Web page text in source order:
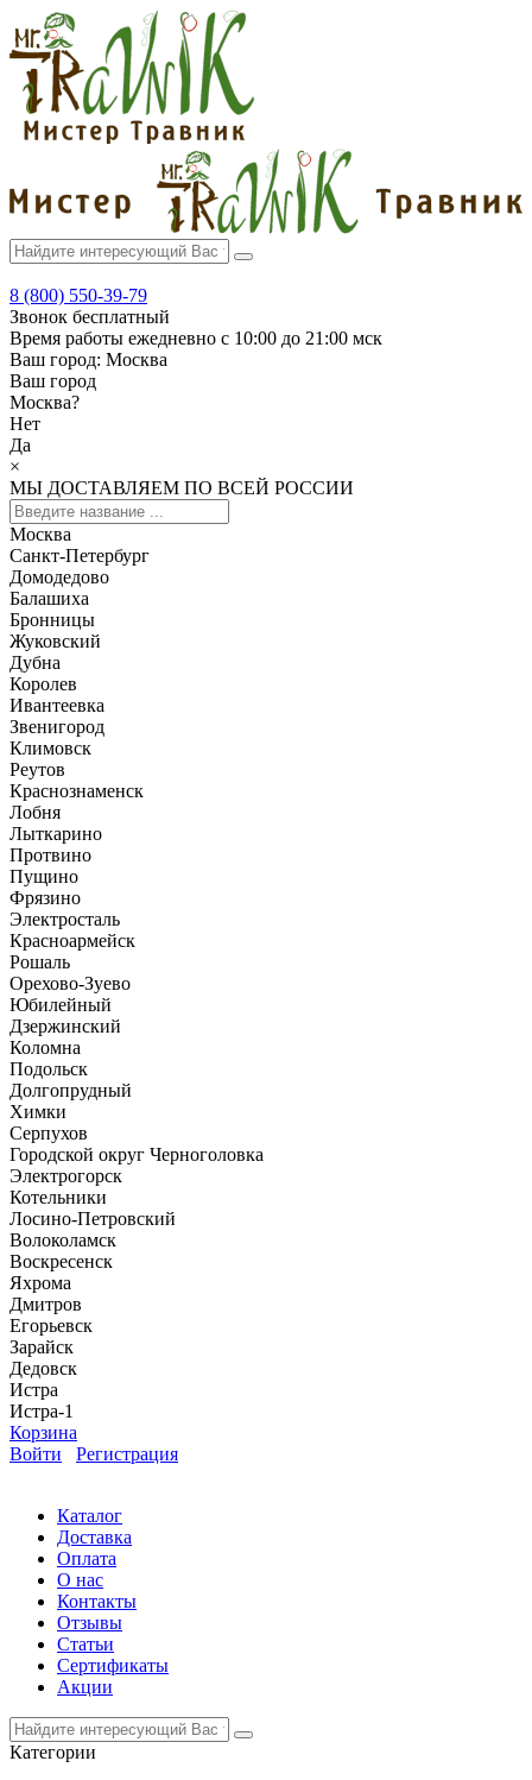
8 (800) 550-39-79
Звонок бесплатный
Время работы ежедневно с 10:00 до 21:00 мск
Ваш город: Москва
Ваш город
Москва?
Нет
Да
×
МЫ ДОСТАВЛЯЕМ ПО ВСЕЙ РОССИИ
Москва
Санкт-Петербург
Домодедово
Балашиха
Бронницы
Жуковский
Дубна
Королев
Ивантеевка
Звенигород
Климовск
Реутов
Краснознаменск
Лобня
Лыткарино
Протвино
Пущино
Фрязино
Электросталь
Красноармейск
Рошаль
Орехово-Зуево
Юбилейный
Дзержинский
Коломна
Подольск
Долгопрудный
Химки
Серпухов
Городской округ Черноголовка
Электрогорск
Котельники
Лосино-Петровский
Волоколамск
Воскресенск
Яхрома
Дмитров
Егорьевск
Зарайск
Дедовск
Истра
Истра-1
Корзина
Войти
Регистрация
Каталог
Доставка
Оплата
О нас
Контакты
Отзывы
Статьи
Сертификаты
Акции
Категории